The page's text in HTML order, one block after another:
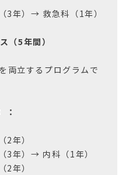
3年）→ 救急科（1年）
（5年間）
両立するプログラムで
：
年）
3年）→ 内科（1年）
年）